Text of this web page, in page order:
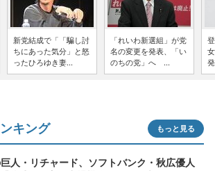
新党結成で「「騙し討
ちにあった気分」と怒
ったひろゆき妻...
「れいわ新選組」が党
名の変更を発表、「い
のちの党」へ ...
キング もっと見る
人・リチャード、ソフトバンク・秋広優人